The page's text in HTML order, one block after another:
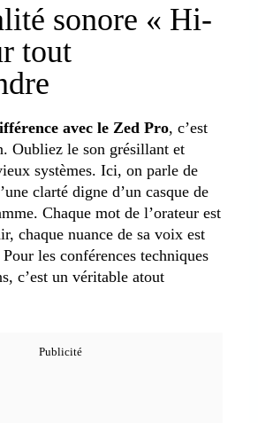
sonore « Hi-
tout
avec le Zed Pro, c’est
Oubliez le son grésillant et
systèmes. Ici, on parle de
clarté digne d’un casque de
Chaque mot de l’orateur est
chaque nuance de sa voix est
les conférences techniques
c’est un véritable atout